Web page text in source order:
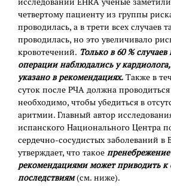
четвертому пациенту из группы
проводилась, а в трети всех случаев
проводилась, но это увеличивало
кровотечений. Только в 60 %
операции наблюдались у
указано в рекомендациях. Также в
суток после РЧА должна
необходимо, чтобы убедиться в
аритмии. Главный автор
испанского Национального Центра
сердечно-сосудистых заболеваний в
утверждает, что такое
рекомендациями может приводить к
последствиям(см. ниже).